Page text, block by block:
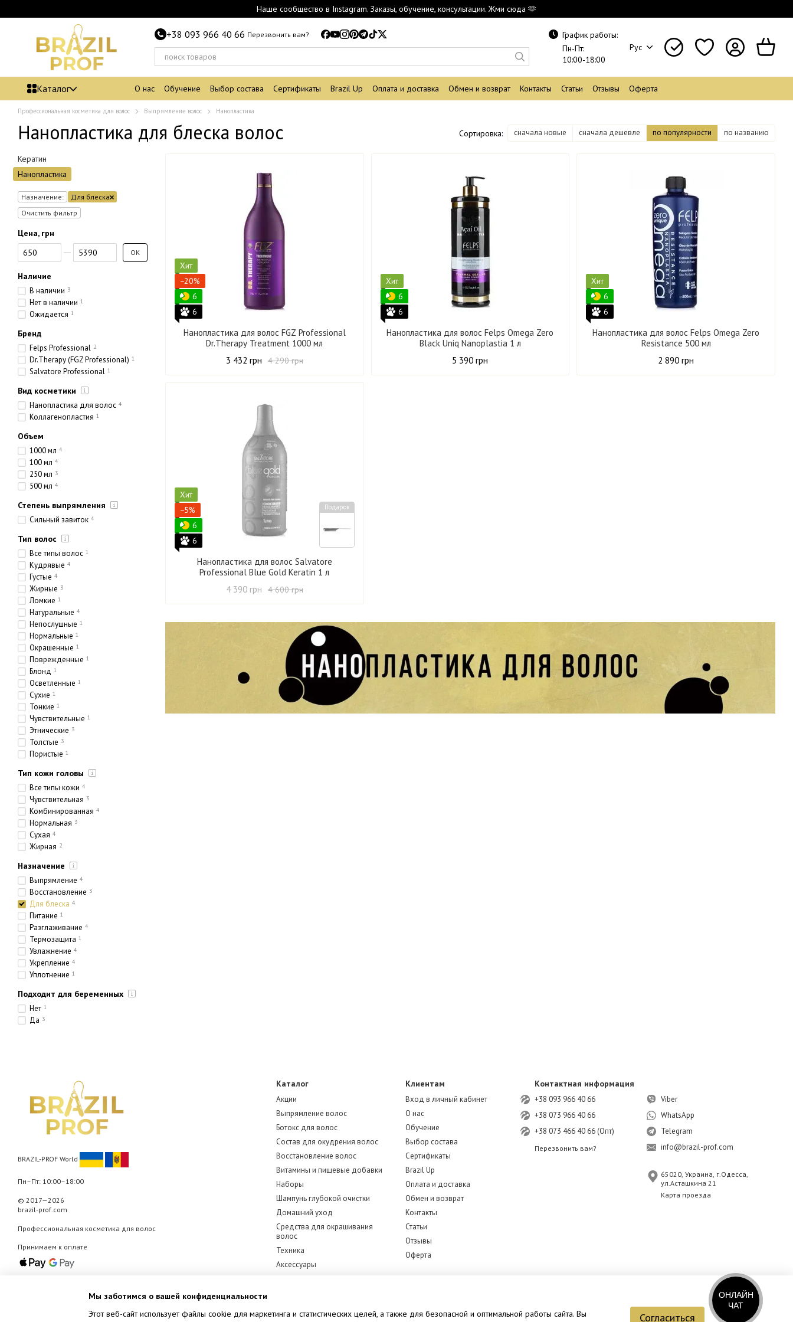
Наше сообщество в Instagram. Заказы, обучение, консультации. Жми сюда 🫶
+38 093 966 40 66 Перезвонить вам?
График работы:
Пн-Пт:
10:00-18:00
Рус
Каталог О нас Обучение Выбор состава Сертификаты Brazil Up Оплата и доставка Обмен и возврат Контакты Статьи Отзывы Оферта
Профессиональная косметика для волос Выпрямление волос Нанопластика
Нанопластика для блеска волос Сортировка: сначала новые сначала дешевле по популярности по названию
Хит
−20%
6
6
Нанопластика для волос FGZ Professional
Dr.Therapy Treatment 1000 мл
4 290 грн
3 432 грн
Хит
6
6
Нанопластика для волос Felps Omega Zero
Black Uniq Nanoplastia 1 л
5 390 грн
Хит
6
6
Нанопластика для волос Felps Omega Zero
Resistance 500 мл
2 890 грн
Подарок
Хит
−5%
6
6
Нанопластика для волос Salvatore
Professional Blue Gold Keratin 1 л
4 600 грн
4 390 грн
Кератин
Нанопластика
Назначение:
Для блеска
Очистить фильтр
Цена, грн
От Цена, грн
До Цена, грн OK
Наличие
В наличии 3
Нет в наличии 1
Ожидается 1
Бренд
Felps Professional 2
Dr.Therapy (FGZ Professional) 1
Salvatore Professional 1
Вид косметики
Нанопластика для волос 4
Коллагенопластия 1
Объем
1000 мл 4
100 мл 4
250 мл 3
500 мл 4
Степень выпрямления
Сильный завиток 4
Тип волос
Все типы волос 1
Кудрявые 4
Густые 4
Жирные 3
Ломкие 1
Натуральные 4
Непослушные 1
Нормальные 1
Окрашенные 1
Поврежденные 1
Блонд 1
Осветленные 1
Сухие 1
Тонкие 1
Чувствительные 1
Этнические 3
Толстые 3
Пористые 1
Тип кожи головы
Все типы кожи 4
Чувствительная 3
Комбинированная 4
Нормальная 3
Сухая 4
Жирная 2
Назначение
Выпрямление 4
Восстановление 3
Для блеска 4
Питание 1
Разглаживание 4
Термозащита 1
Увлажнение 4
Укрепление 4
Уплотнение 1
Подходит для беременных
Нет 1
Да 3
BRAZIL-PROF World
Пн–Пт: 10:00–18:00
© 2017—2026
brazil-prof.com
Профессиональная косметика для волос
Принимаем к оплате
Каталог
Акции
Выпрямление волос
Ботокс для волос
Состав для окудрения волос
Восстановление волос
Витамины и пищевые добавки
Наборы
Шампунь глубокой очистки
Домашний уход
Средства для окрашивания
волос
Техника
Аксессуары
Клиентам
Вход в личный кабинет
О нас
Обучение
Выбор состава
Сертификаты
Brazil Up
Оплата и доставка
Обмен и возврат
Контакты
Статьи
Отзывы
Оферта
Контактная информация
+38 093 966 40 66
+38 073 966 40 66
+38 073 466 40 66 (Опт)
Перезвонить вам?
Viber
WhatsApp
Telegram
info@brazil-prof.com
65020, Украина, г.Одесса,
ул.Асташкина 21
Карта проезда
Мы заботимся о вашей конфиденциальности
Этот веб-сайт использует файлы cookie для маркетинга и статистических целей, а также для безопасной и оптимальной работы сайта. Вы
Согласиться
ОНЛАЙН
ЧАТ